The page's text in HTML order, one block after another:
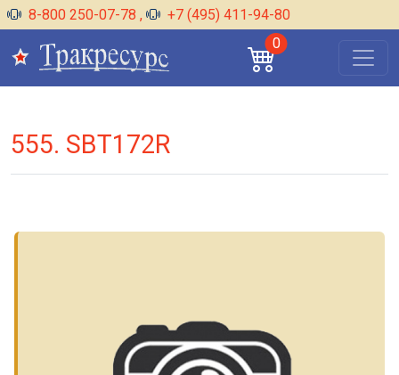
8-800 250-07-78 ,
+7 (495) 411-94-80
0
555. SBT172R